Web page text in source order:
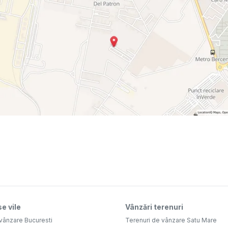
vile
Bucuresti
Vânzări terenuri
Terenuri de vânzare Satu Mare